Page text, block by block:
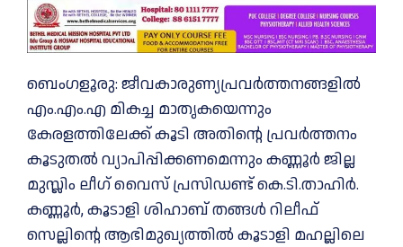
ബെംഗളൂരു: ജീവകാരുണ്യപ്രവര്‍ത്തനങ്ങളില്‍
എം.എം.എ മികച്ച മാതൃകയെന്നും
കേരളത്തിലേക്ക് കൂടി അതിന്റെ പ്രവര്‍ത്തനം
കൂടുതല്‍ വ്യാപിപ്പിക്കണമെന്നും കണ്ണൂര്‍ ജില്ല
മുസ്ലിം ലീഗ് വൈസ് പ്രസിഡണ്ട് കെ.ടി.താഹിര്‍.
കണ്ണൂര്‍, കൂടാളി ശിഹാബ് തങ്ങള്‍ റിലീഫ്
സെല്ലിന്റെ ആഭിമുഖ്യത്തില്‍ കൂടാളി മഹല്ലിലെ